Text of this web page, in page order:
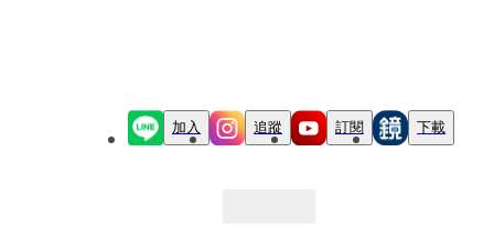
加入 追蹤 訂閱 下載